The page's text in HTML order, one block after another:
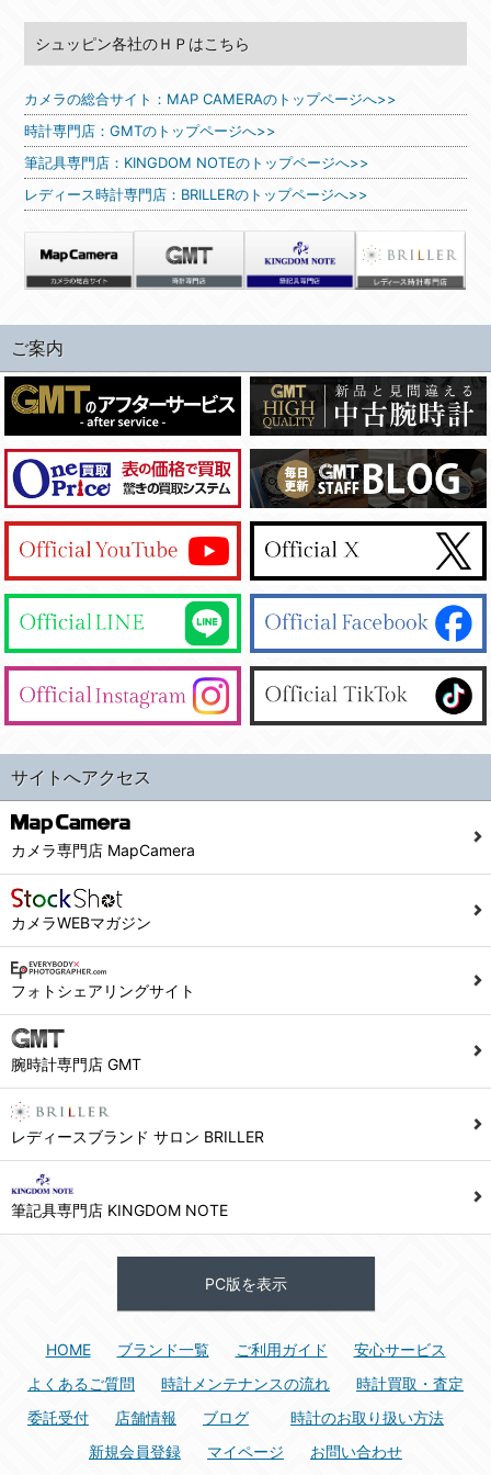
シュッピン各社のＨＰはこちら
カメラの総合サイト：MAP CAMERAのトップページへ>>
時計専門店：GMTのトップページへ>>
筆記具専門店：KINGDOM NOTEのトップページへ>>
レディース時計専門店：BRILLERのトップページへ>>
ご案内
サイトへアクセス
カメラ専門店 MapCamera
カメラWEBマガジン
フォトシェアリングサイト
腕時計専門店 GMT
レディースブランド サロン BRILLER
筆記具専門店 KINGDOM NOTE
PC版を表示
HOME ブランド一覧 ご利用ガイド
安心サービス
よくあるご質問
時計メンテナンスの流れ
時計買取・査定
委託受付
店舗情報 ブログ
時計のお取り扱い方法
新規会員登録
マイページ お問い合わせ